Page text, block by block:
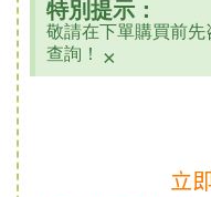
特別提示：
敬請在下單購買前
查詢！ ×
立